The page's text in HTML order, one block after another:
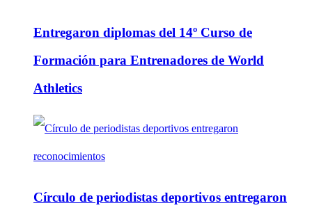
Entregaron diplomas del 14º Curso de
Formación para Entrenadores de World
Athletics
Círculo de periodistas deportivos entregaron